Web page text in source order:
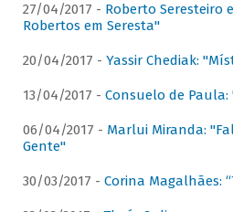
27/04/2017 - Roberto Seresteiro
Robertos em Seresta"
20/04/2017 - Yassir Chediak:
13/04/2017 - Consuelo de Paula:
06/04/2017 - Marlui Miranda:
Gente"
30/03/2017 - Corina Magalhães: